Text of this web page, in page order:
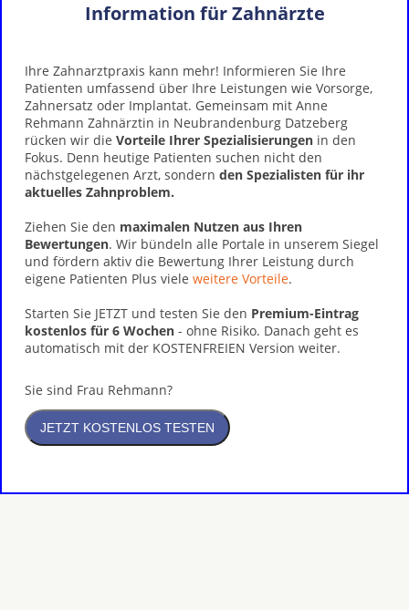
Information für Zahnärzte
Ihre Zahnarztpraxis kann mehr! Informieren Sie Ihre
Patienten umfassend über Ihre Leistungen wie Vorsorge,
Zahnersatz oder Implantat. Gemeinsam mit Anne
Rehmann Zahnärztin in Neubrandenburg Datzeberg
rücken wir die Vorteile Ihrer Spezialisierungen in den
Fokus. Denn heutige Patienten suchen nicht den
nächstgelegenen Arzt, sondern den Spezialisten für ihr
aktuelles Zahnproblem.
Ziehen Sie den maximalen Nutzen aus Ihren
Bewertungen. Wir bündeln alle Portale in unserem Siegel
und fördern aktiv die Bewertung Ihrer Leistung durch
eigene Patienten Plus viele weitere Vorteile.
Starten Sie JETZT und testen Sie den Premium-Eintrag
kostenlos für 6 Wochen - ohne Risiko. Danach geht es
automatisch mit der KOSTENFREIEN Version weiter.
Sie sind Frau Rehmann?